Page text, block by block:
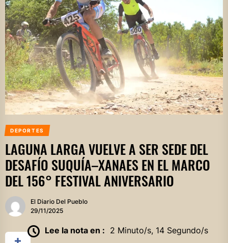
DEPORTES
LAGUNA LARGA VUELVE A SER SEDE DEL
DESAFÍO SUQUÍA–XANAES EN EL MARCO
DEL 156° FESTIVAL ANIVERSARIO
El Diario Del Pueblo
29/11/2025
Lee la nota en : 2 Minuto/s, 14 Segundo/s